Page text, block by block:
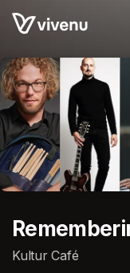
Skip header
Kultur Café